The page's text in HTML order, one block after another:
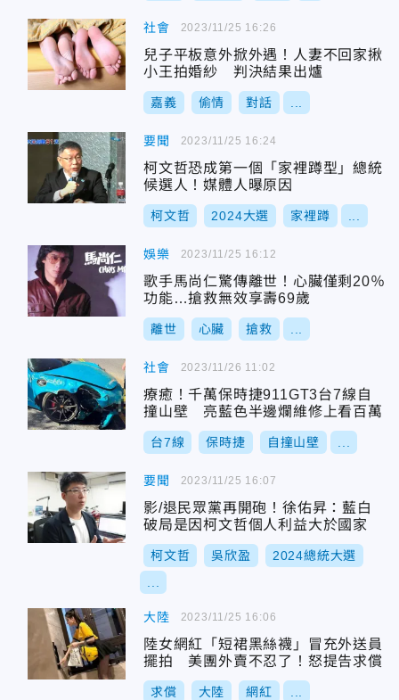
社會
兒子平板意外掀外遇！人妻不回家揪
小王拍婚紗 判決結果出爐
嘉義 偷情 對話
2023/11/25 16:26
要聞
柯文哲恐成第一個「家裡蹲型」總統
候選人！媒體人曝原因
柯文哲 2024大選 家裡蹲
2023/11/25 16:24
娛樂
歌手馬尚仁驚傳離世！心臟僅剩20％
功能…搶救無效享壽69歲
離世 心臟 搶救
2023/11/25 16:12
社會
療癒！千萬保時捷911GT3台7線自
撞山壁 亮藍色半邊爛維修上看百萬
台7線 保時捷 自撞山壁
2023/11/26 11:02
要聞
影/退民眾黨再開砲！徐佑昇：藍白
破局是因柯文哲個人利益大於國家
柯文哲 吳欣盈 2024總統大選
2023/11/25 16:07
大陸
陸女網紅「短裙黑絲襪」冒充外送員
擺拍 美團外賣不忍了！怒提告求償
求償 大陸 網紅
2023/11/25 16:06